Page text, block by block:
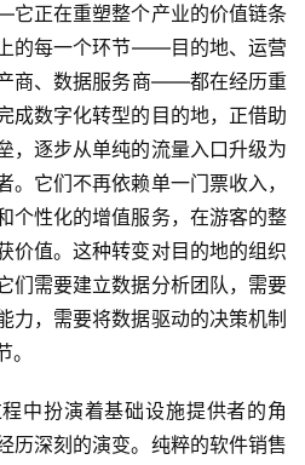
正在重塑整个产业的价值链条
的每一个环节——目的地、运营
商、数据服务商——都在经历重
成数字化转型的目的地，正借助
，逐步从单纯的流量入口升级为
。它们不再依赖单一门票收入，
个性化的增值服务，在游客的整
价值。这种转变对目的地的组织
们需要建立数据分析团队，需要
力，需要将数据驱动的决策机制
中扮演着基础设施提供者的角
历深刻的演变。纯粹的软件销售